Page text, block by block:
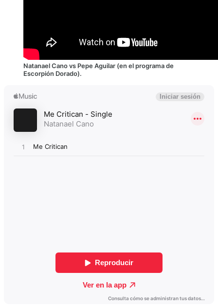
Natanael Cano vs Pepe Aguilar (en el programa de
Escorpión Dorado).